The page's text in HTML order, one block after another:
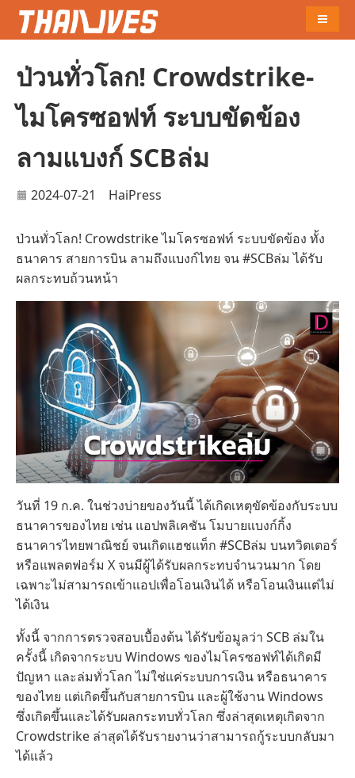
ป่วนทั่วโลก! Crowdstrike-
ไมโครซอฟท์ ระบบขัดข้อง
ลามแบงก์ SCBล่ม
2024-07-21 HaiPress
ป่วนทั่วโลก! Crowdstrike ไมโครซอฟท์ ระบบขัดข้อง ทั้ง
ธนาคาร สายการบิน ลามถึงแบงก์ไทย จน #SCBล่ม ได้รับ
ผลกระทบถ้วนหน้า
วันที่ 19 ก.ค. ในช่วงบ่ายของวันนี้ ได้เกิดเหตุขัดข้องกับระบบ
ธนาคารของไทย เช่น แอปพลิเคชัน โมบายแบงก์กิ้ง
ธนาคารไทยพาณิชย์ จนเกิดแฮชแท็ก #SCBล่ม บนทวิตเตอร์
หรือแพลตฟอร์ม X จนมีผู้ได้รับผลกระทบจำนวนมาก โดย
เฉพาะไม่สามารถเข้าแอปเพื่อโอนเงินได้ หรือโอนเงินแต่ไม่
ได้เงิน
ทั้งนี้ จากการตรวจสอบเบื้องต้น ได้รับข้อมูลว่า SCB ล่มใน
ครั้งนี้ เกิดจากระบบ Windows ของไมโครซอฟท์ได้เกิดมี
ปัญหา และล่มทั่วโลก ไม่ใช่แค่ระบบการเงิน หรือธนาคาร
ของไทย แต่เกิดขึ้นกับสายการบิน และผู้ใช้งาน Windows
ซึ่งเกิดขึ้นและได้รับผลกระทบทั่วโลก ซึ่งล่าสุดเหตุเกิดจาก
Crowdstrike ล่าสุดได้รับรายงานว่าสามารถกู้ระบบกลับมา
ได้แล้ว